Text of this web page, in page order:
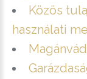
Közös
használati